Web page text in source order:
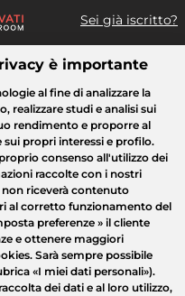
Sei già iscritto?
Elettrodomestici
è importante
al fine di analizzare la
realizzare studi e analisi sui
rendimento e proporre al
propri interessi e profilo.
consenso all'utilizzo dei
raccolte con i nostri
non riceverà contenuto
al corretto funzionamento del
preferenze » il cliente
e ottenere maggiori
Sarà sempre possibile
«I miei dati personali»).
dei dati e al loro utilizzo,